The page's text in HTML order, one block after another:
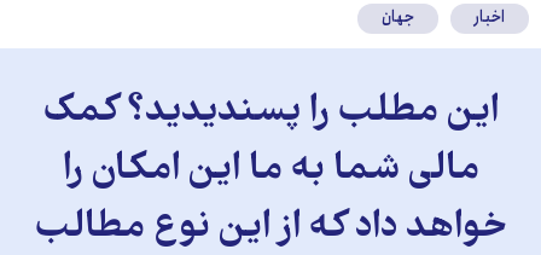
اخبار جهان
این مطلب را پسندیدید؟ کمک
مالی شما به ما این امکان را
خواهد داد که از این نوع مطالب